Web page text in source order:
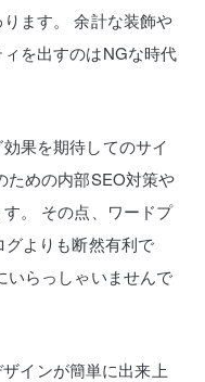
ます。
余計な装飾や
を出すのはNGな時代
果を期待してのサイ
ための内部SEO対策や
。
その点、ワードプ
よりも断然有利で
いらっしゃいませんで
インが簡単に出来上